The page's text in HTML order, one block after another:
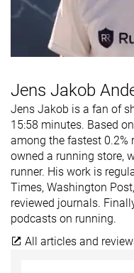
Jens Jakob
Jens Jakob is a fan of
15:58 minutes. Based
among the fastest 0.2%
owned a running store,
runner. His work is
Times, Washington
reviewed journals.
podcasts on running.
All articles and